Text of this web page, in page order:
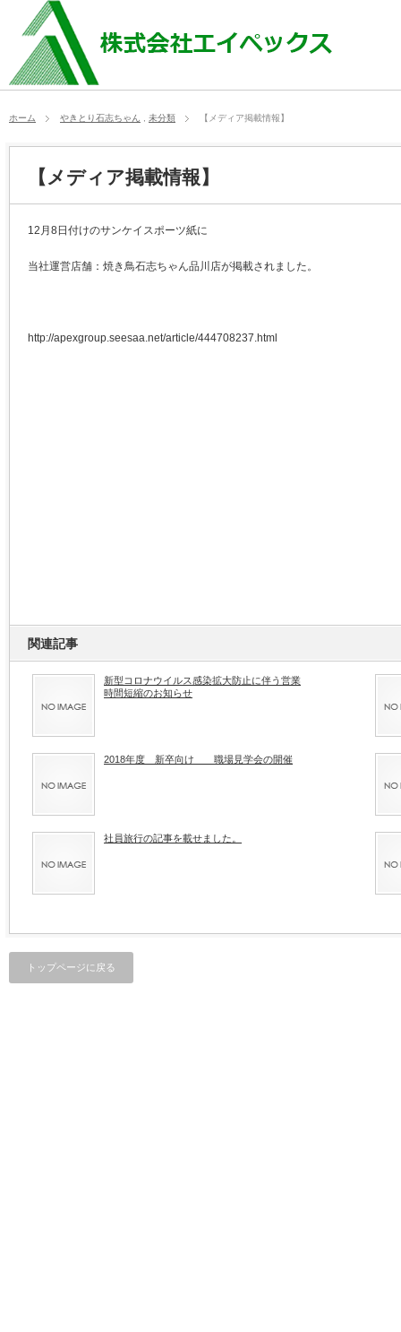
ホーム やきとり石志ちゃん 未分類 【メディア掲載情報】
【メディア掲載情報】
12月8日付けのサンケイスポーツ紙に
当社運営店舗：焼き鳥石志ちゃん品川店が掲載されました。
http://apexgroup.seesaa.net/article/444708237.html
関連記事
新型コロナウイルス感染拡大防止に伴う営業
時間短縮のお知らせ
2018年度 新卒向け 職場見学会の開催
社員旅行の記事を載せました。
トップページに戻る